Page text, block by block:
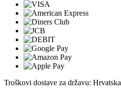
Troškovi dostave za državu: Hrvatska